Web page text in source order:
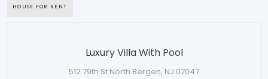
HOUSE FOR RENT
Luxury Villa With Pool
512 79th St North Bergen, NJ 07047